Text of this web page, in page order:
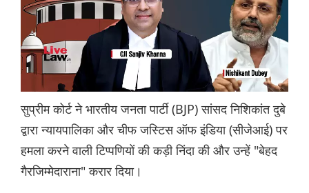
सुप्रीम कोर्ट ने भारतीय जनता पार्टी (BJP) सांसद निशिकांत दुबे
द्वारा न्यायपालिका और चीफ जस्टिस ऑफ इंडिया (सीजेआई) पर
हमला करने वाली टिप्पणियों की कड़ी निंदा की और उन्हें "बेहद
गैरजिम्मेदाराना" करार दिया।